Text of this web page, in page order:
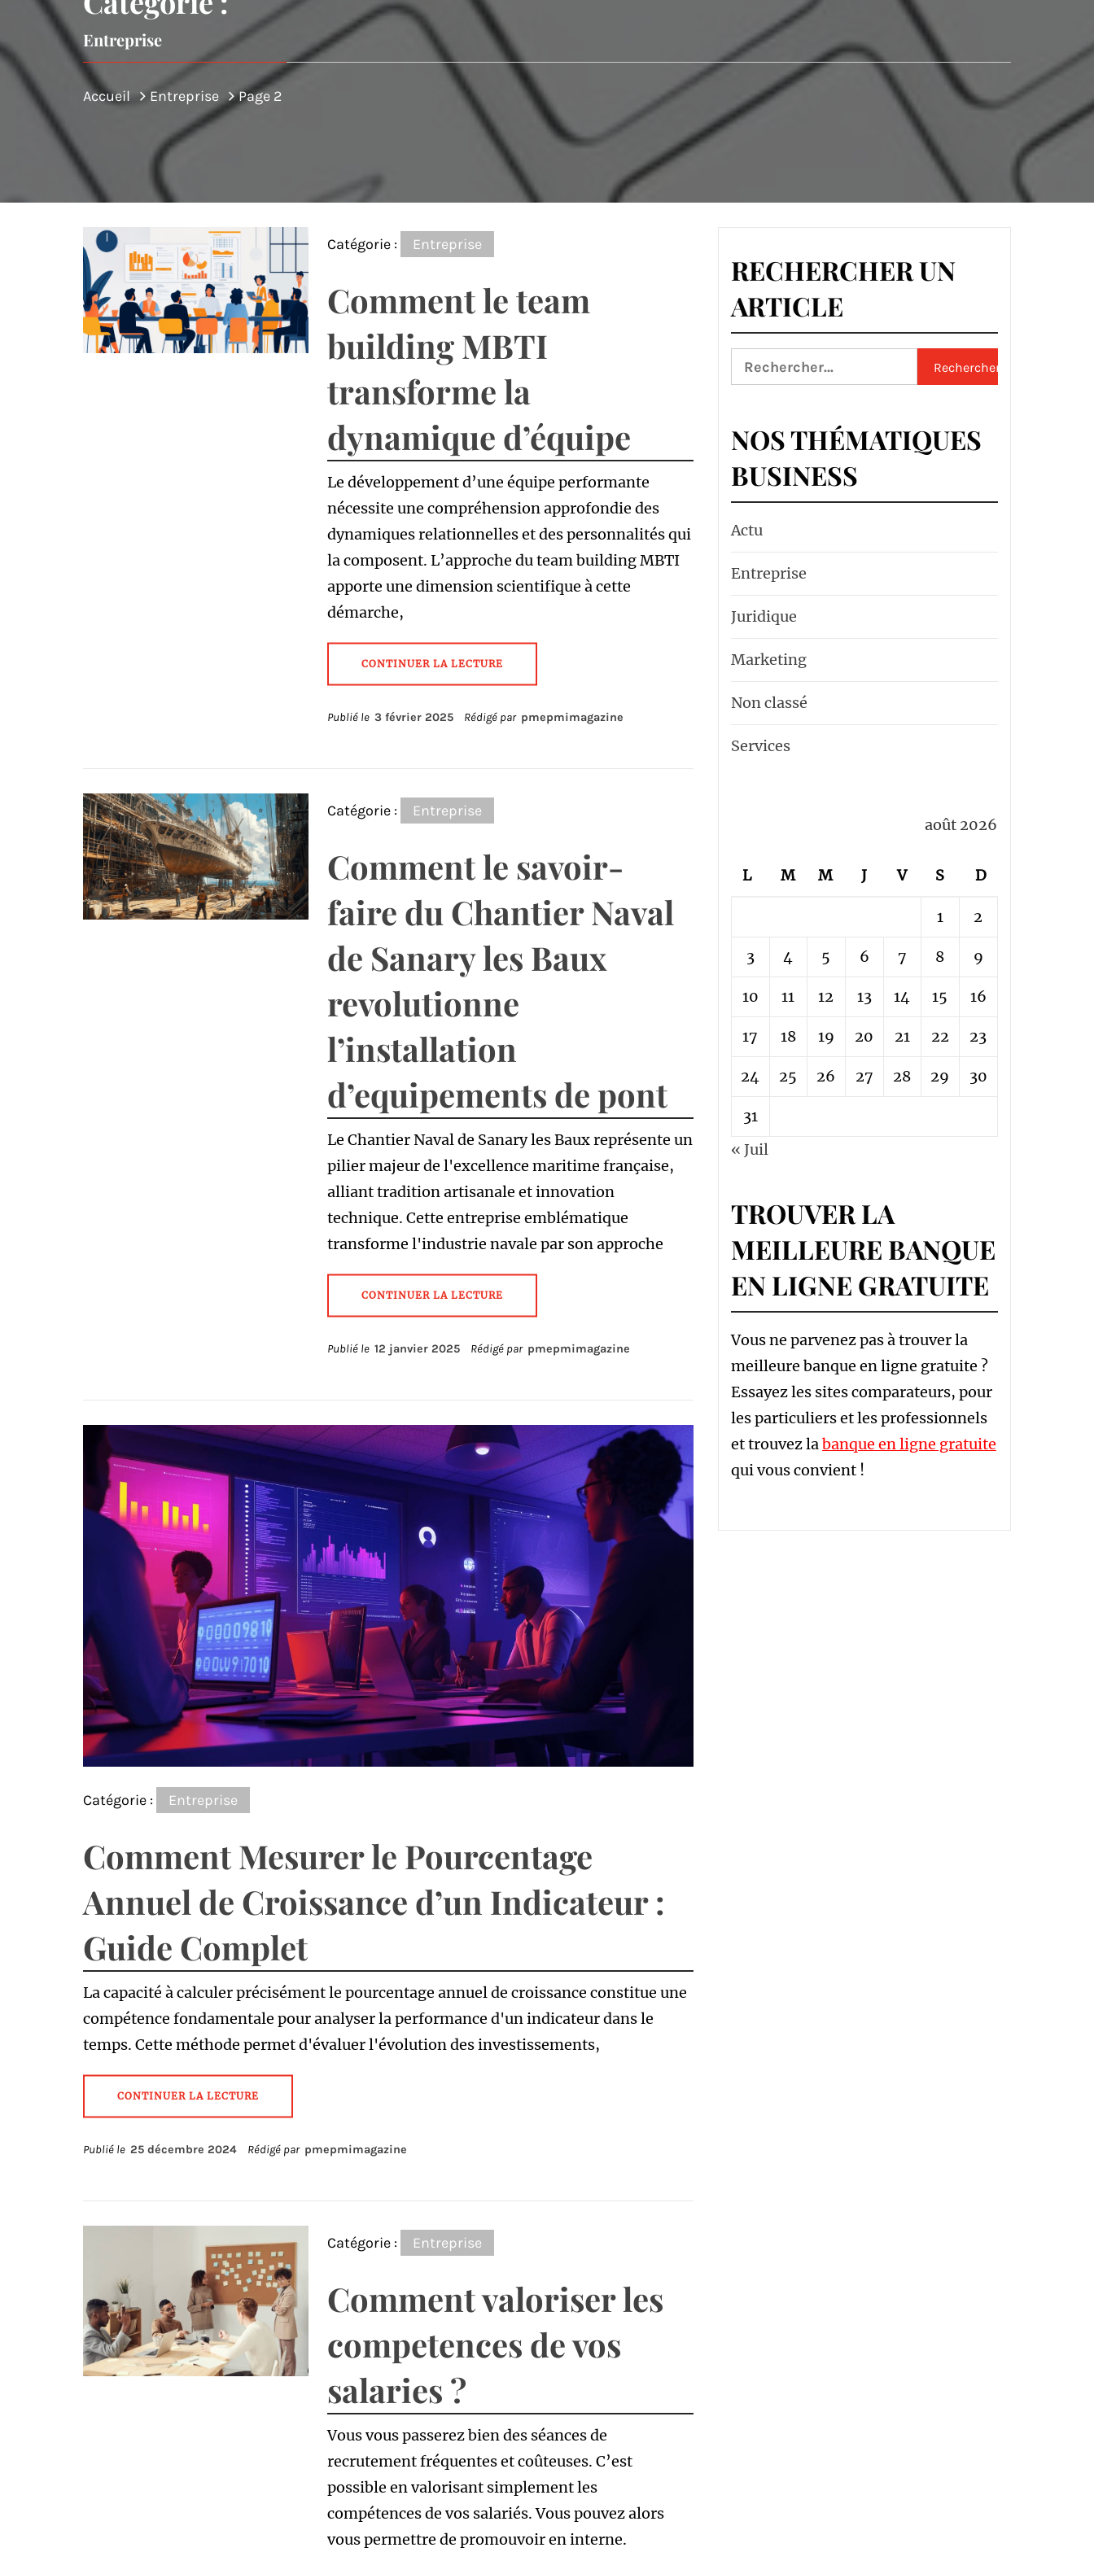
Entreprise
Accueil Entreprise Page 2
Catégorie : Entreprise
Comment le team
building MBTI
transforme la
dynamique d’équipe
Le développement d’une équipe performante
nécessite une compréhension approfondie des
dynamiques relationnelles et des personnalités qui
la composent. L’approche du team building MBTI
apporte une dimension scientifique à cette
démarche,
CONTINUER LA LECTURE
Publié le 3 février 2025 Rédigé par pmepmimagazine
Catégorie : Entreprise
Comment le savoir-
faire du Chantier Naval
de Sanary les Baux
revolutionne
l’installation
d’equipements de pont
Le Chantier Naval de Sanary les Baux représente un
pilier majeur de l'excellence maritime française,
alliant tradition artisanale et innovation
technique. Cette entreprise emblématique
transforme l'industrie navale par son approche
CONTINUER LA LECTURE
Publié le 12 janvier 2025 Rédigé par pmepmimagazine
Catégorie : Entreprise
Comment Mesurer le Pourcentage
Annuel de Croissance d’un Indicateur :
Guide Complet
La capacité à calculer précisément le pourcentage annuel de croissance constitue une
compétence fondamentale pour analyser la performance d'un indicateur dans le
temps. Cette méthode permet d'évaluer l'évolution des investissements,
CONTINUER LA LECTURE
Publié le 25 décembre 2024 Rédigé par pmepmimagazine
Catégorie : Entreprise
Comment valoriser les
competences de vos
salaries ?
Vous vous passerez bien des séances de
recrutement fréquentes et coûteuses. C’est
possible en valorisant simplement les
compétences de vos salariés. Vous pouvez alors
vous permettre de promouvoir en interne.
RECHERCHER UN
ARTICLE
Rechercher :
NOS THÉMATIQUES
BUSINESS
Actu
Entreprise
Juridique
Marketing
Non classé
Services
août 2026
L M M J V S D
1 2
3 4 5 6 7 8 9
10 11 12 13 14 15 16
17 18 19 20 21 22 23
24 25 26 27 28 29 30
31
« Juil
TROUVER LA
MEILLEURE BANQUE
EN LIGNE GRATUITE
Vous ne parvenez pas à trouver la
meilleure banque en ligne gratuite ?
Essayez les sites comparateurs, pour
les particuliers et les professionnels
et trouvez labanque en ligne gratuite
qui vous convient !